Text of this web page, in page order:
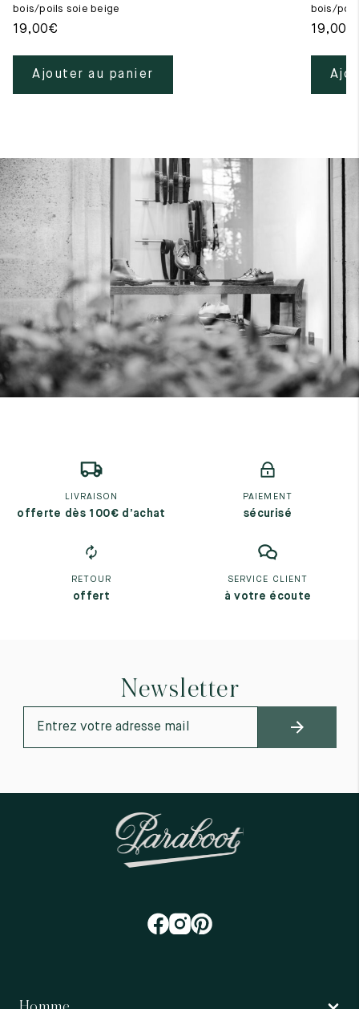
bois/poils soie beige
19,00€
Ajouter au panier
bois/
19,00
LIVRAISON
offerte dès 100€ d’achat
PAIEMENT
sécurisé
RETOUR
offert
SERVICE CLIENT
à votre écoute
Newsletter